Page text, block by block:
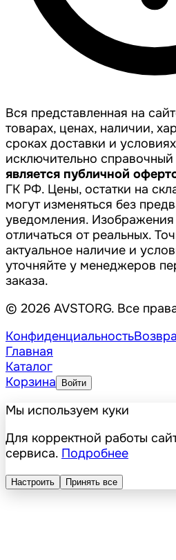
Вся представленная на
товарах, ценах, наличии,
сроках доставки и
исключительно справочный
является публичной
ГК РФ. Цены, остатки на
могут изменяться без
уведомления. Изображения
отличаться от реальных.
актуальное наличие и
уточняйте у менеджеров
заказа.
© 2026 AVSTORG. Все
Конфиденциальность
Главная
Каталог
Корзина
Войти
Мы используем куки
Для корректной работы
сервиса. Подробнее
Настроить Принять все